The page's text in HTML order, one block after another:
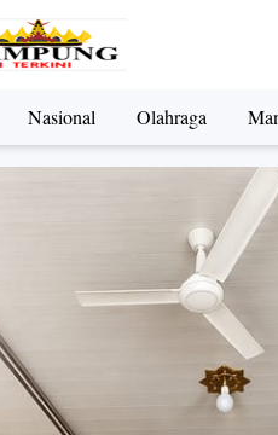
Nasional Olahraga
Politik UMKM & Pariwisata